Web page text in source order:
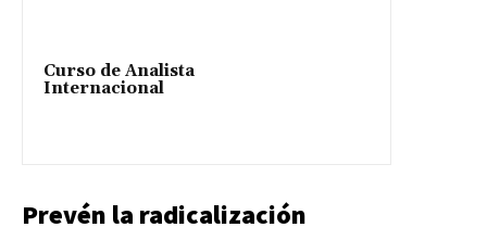
Curso de Analista
Internacional
Prevén la radicalización